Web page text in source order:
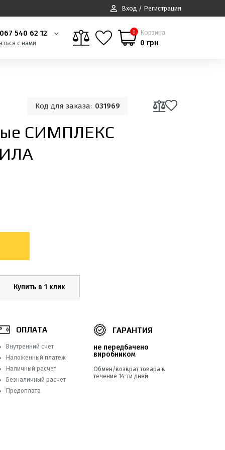
Вход / Регистрация
540 62 12
с нами
0 Корзина
0 грн
Код для заказа: 031969
СИМПЛЕКС
Купить в 1 клик
ОПЛАТА
Внутренний счет
Наложенный платеж
Наличный расчет
Безналичный расчет
Предоплата
ГАРАНТИЯ
не передбачено
виробником
Обмен/возврат товара в
течение 14-ти дней